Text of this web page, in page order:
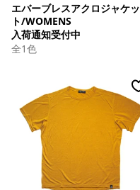
エバーブレスアクロジャケッ
ト/WOMENS
入荷通知受付中
全1色